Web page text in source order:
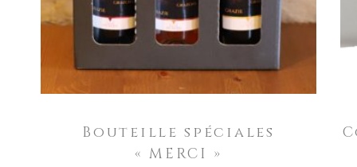
variations.
Les
options
peuvent
être
sur
la
Bouteille spéciales
« MERCI »